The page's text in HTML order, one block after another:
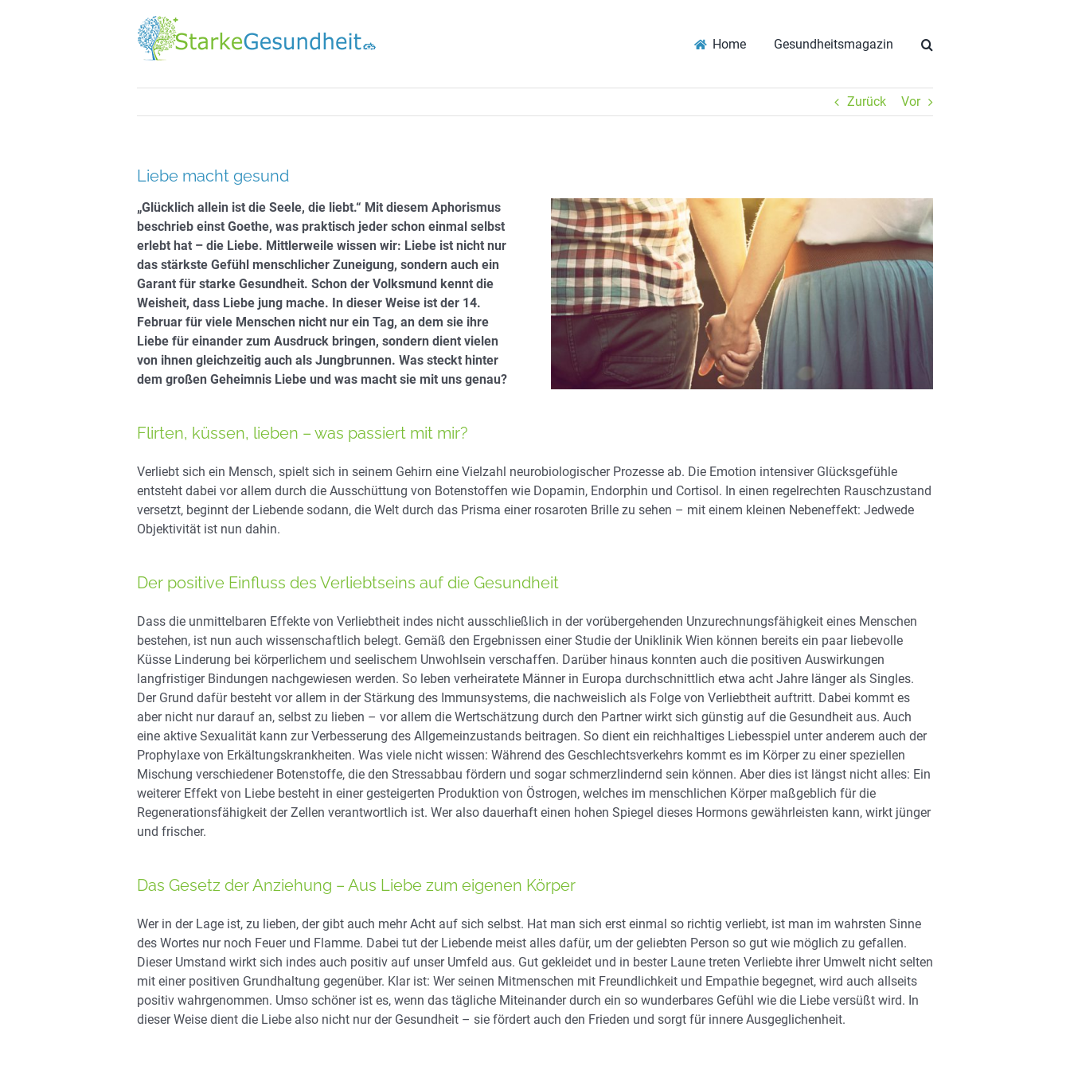
Home Gesundheitsmagazin
Zurück Vor
Liebe macht gesund
„Glücklich allein ist die Seele, die liebt.“ Mit diesem Aphorismus
beschrieb einst Goethe, was praktisch jeder schon einmal selbst
erlebt hat – die Liebe. Mittlerweile wissen wir: Liebe ist nicht nur
das stärkste Gefühl menschlicher Zuneigung, sondern auch ein
Garant für starke Gesundheit. Schon der Volksmund kennt die
Weisheit, dass Liebe jung mache. In dieser Weise ist der 14.
Februar für viele Menschen nicht nur ein Tag, an dem sie ihre
Liebe für einander zum Ausdruck bringen, sondern dient vielen
von ihnen gleichzeitig auch als Jungbrunnen. Was steckt hinter
dem großen Geheimnis Liebe und was macht sie mit uns genau?
Flirten, küssen, lieben – was passiert mit mir?
Verliebt sich ein Mensch, spielt sich in seinem Gehirn eine Vielzahl neurobiologischer Prozesse ab. Die Emotion intensiver Glücksgefühle
entsteht dabei vor allem durch die Ausschüttung von Botenstoffen wie Dopamin, Endorphin und Cortisol. In einen regelrechten Rauschzustand
versetzt, beginnt der Liebende sodann, die Welt durch das Prisma einer rosaroten Brille zu sehen – mit einem kleinen Nebeneffekt: Jedwede
Objektivität ist nun dahin.
Der positive Einfluss des Verliebtseins auf die Gesundheit
Dass die unmittelbaren Effekte von Verliebtheit indes nicht ausschließlich in der vorübergehenden Unzurechnungsfähigkeit eines Menschen
bestehen, ist nun auch wissenschaftlich belegt. Gemäß den Ergebnissen einer Studie der Uniklinik Wien können bereits ein paar liebevolle
Küsse Linderung bei körperlichem und seelischem Unwohlsein verschaffen. Darüber hinaus konnten auch die positiven Auswirkungen
langfristiger Bindungen nachgewiesen werden. So leben verheiratete Männer in Europa durchschnittlich etwa acht Jahre länger als Singles.
Der Grund dafür besteht vor allem in der Stärkung des Immunsystems, die nachweislich als Folge von Verliebtheit auftritt. Dabei kommt es
aber nicht nur darauf an, selbst zu lieben – vor allem die Wertschätzung durch den Partner wirkt sich günstig auf die Gesundheit aus. Auch
eine aktive Sexualität kann zur Verbesserung des Allgemeinzustands beitragen. So dient ein reichhaltiges Liebesspiel unter anderem auch der
Prophylaxe von Erkältungskrankheiten. Was viele nicht wissen: Während des Geschlechtsverkehrs kommt es im Körper zu einer speziellen
Mischung verschiedener Botenstoffe, die den Stressabbau fördern und sogar schmerzlindernd sein können. Aber dies ist längst nicht alles: Ein
weiterer Effekt von Liebe besteht in einer gesteigerten Produktion von Östrogen, welches im menschlichen Körper maßgeblich für die
Regenerationsfähigkeit der Zellen verantwortlich ist. Wer also dauerhaft einen hohen Spiegel dieses Hormons gewährleisten kann, wirkt jünger
und frischer.
Das Gesetz der Anziehung – Aus Liebe zum eigenen Körper
Wer in der Lage ist, zu lieben, der gibt auch mehr Acht auf sich selbst. Hat man sich erst einmal so richtig verliebt, ist man im wahrsten Sinne
des Wortes nur noch Feuer und Flamme. Dabei tut der Liebende meist alles dafür, um der geliebten Person so gut wie möglich zu gefallen.
Dieser Umstand wirkt sich indes auch positiv auf unser Umfeld aus. Gut gekleidet und in bester Laune treten Verliebte ihrer Umwelt nicht selten
mit einer positiven Grundhaltung gegenüber. Klar ist: Wer seinen Mitmenschen mit Freundlichkeit und Empathie begegnet, wird auch allseits
positiv wahrgenommen. Umso schöner ist es, wenn das tägliche Miteinander durch ein so wunderbares Gefühl wie die Liebe versüßt wird. In
dieser Weise dient die Liebe also nicht nur der Gesundheit – sie fördert auch den Frieden und sorgt für innere Ausgeglichenheit.